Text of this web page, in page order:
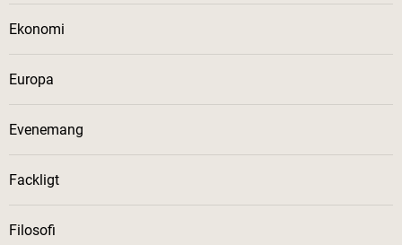
Ekonomi
Europa
Evenemang
Fackligt
Filosofi